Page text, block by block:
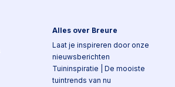
Alles over Breure
Laat je inspireren door onze
nieuwsberichten
Tuininspiratie | De mooiste
tuintrends van nu